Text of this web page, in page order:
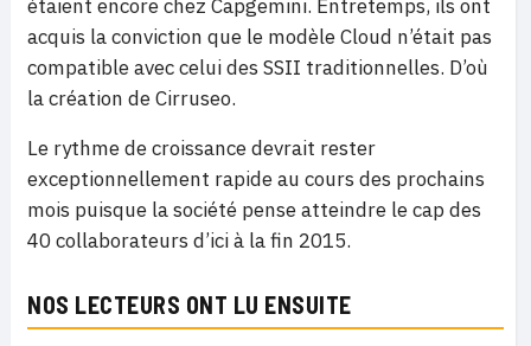
étaient encore chez Capgemini. Entretemps, ils ont
acquis la conviction que le modèle Cloud n’était pas
compatible avec celui des SSII traditionnelles. D’où
la création de Cirruseo.
Le rythme de croissance devrait rester
exceptionnellement rapide au cours des prochains
mois puisque la société pense atteindre le cap des
40 collaborateurs d’ici à la fin 2015.
NOS LECTEURS ONT LU ENSUITE